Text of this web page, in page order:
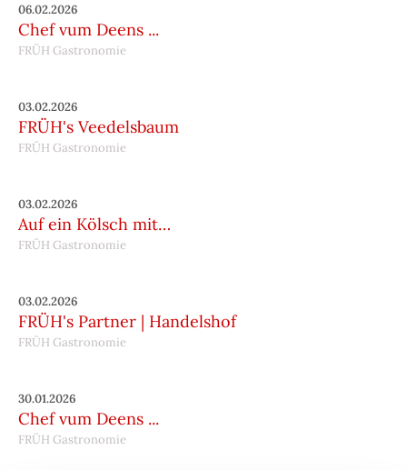
06.02.2026
Chef vum Deens ...
FRÜH Gastronomie
03.02.2026
FRÜH's Veedelsbaum
FRÜH Gastronomie
03.02.2026
Auf ein Kölsch mit…
FRÜH Gastronomie
03.02.2026
FRÜH's Partner | Handelshof
FRÜH Gastronomie
30.01.2026
Chef vum Deens ...
FRÜH Gastronomie